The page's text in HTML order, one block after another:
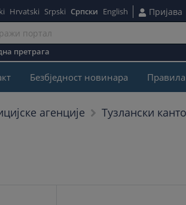
Hrvatski Srpski Српски English Пријава
претрага
Безбjедност новинара
агенције Тузлански